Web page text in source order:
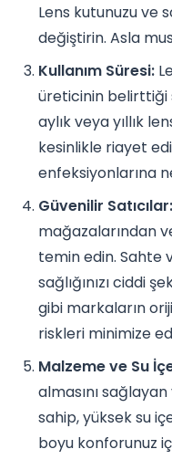
Lens kutunuzu ve
değiştirin. Asla
Kullanım Süresi:
üreticinin belirttiği
aylık veya yıllık
kesinlikle riayet
enfeksiyonlarına
Güvenilir Satıcılar:
mağazalarından
temin edin. Sahte
sağlığınızı ciddi
gibi markaların
riskleri minimize
Malzeme ve Su
almasını
sahip, yüksek su
boyu konforunuz